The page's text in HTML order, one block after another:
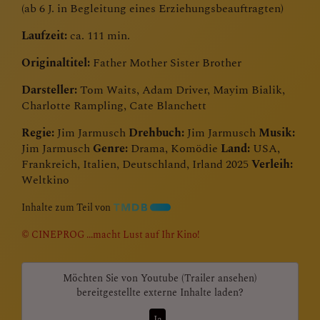
(ab 6 J. in Begleitung eines Erziehungsbeauftragten)
Laufzeit: ca. 111 min.
Originaltitel: Father Mother Sister Brother
Darsteller:Tom Waits, Adam Driver, Mayim Bialik,
Charlotte Rampling, Cate Blanchett
Regie:Jim Jarmusch Drehbuch:Jim Jarmusch Musik:
Jim Jarmusch Genre: Drama, Komödie Land: USA,
Frankreich, Italien, Deutschland, Irland 2025 Verleih:
Weltkino
Inhalte zum Teil von
© CINEPROG ...macht Lust auf Ihr Kino!
Möchten Sie vonYoutube (Trailer ansehen)
bereitgestellte externe Inhalte laden?